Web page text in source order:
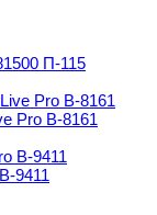
Π-115
Pro Β-8161
9411